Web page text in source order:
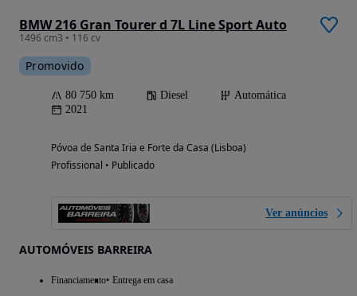
BMW 216 Gran Tourer d 7L Line Sport Auto
1496 cm3 • 116 cv
Promovido
80 750 km Diesel
Automática
2021
Póvoa de Santa Iria e Forte da Casa (Lisboa)
Profissional • Publicado
Ver anúncios
AUTOMÓVEIS BARREIRA
Financiamento Entrega em casa